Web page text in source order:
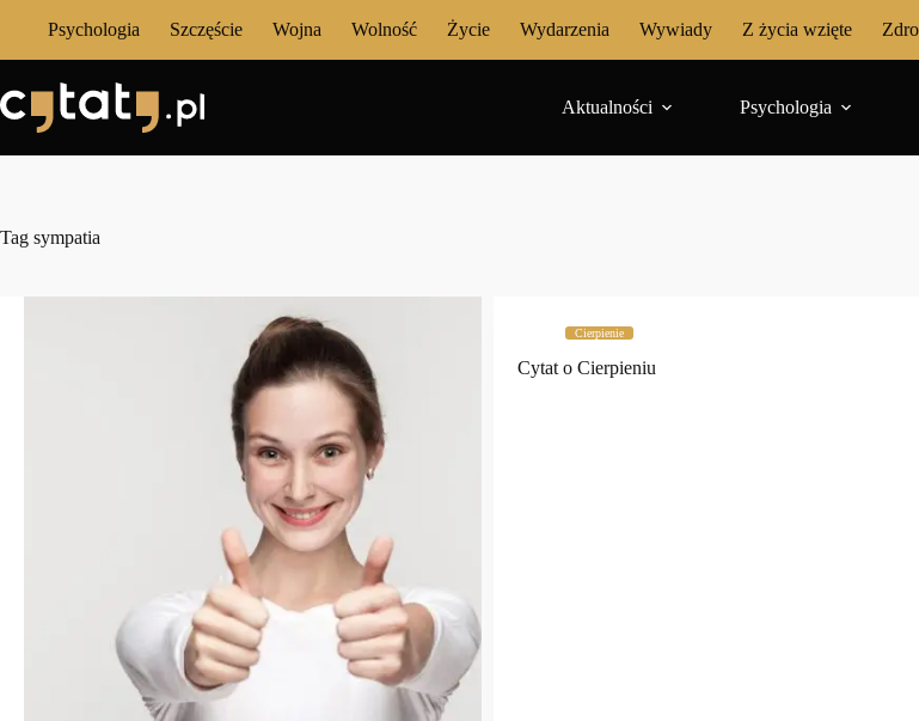
Psychologia Szczęście Wojna Wolność Życie Wydarzenia Wywiady Z życia wzięte
Aktualności Psychologia
Tag sympatia
Cierpienie
Cytat o Cierpieniu